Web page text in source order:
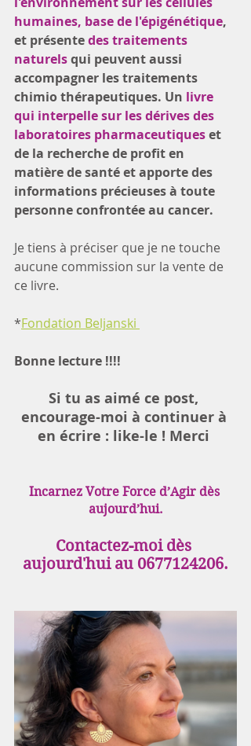
humaines, base de l'épigénétique,
et présente des traitements
naturels qui peuvent aussi
accompagner les traitements
chimio thérapeutiques. Un livre
qui interpelle sur les dérives des
laboratoires pharmaceutiques et
de la recherche de profit en
matière de santé et apporte des
informations précieuses à toute
personne confrontée au cancer.
Je tiens à préciser que je ne touche
aucune commission sur la vente de
ce livre.
*Fondation Beljanski
Bonne lecture !!!!
Si tu as aimé ce post,
encourage-moi à continuer à
en écrire : like-le ! Merci
Incarnez Votre Force d’Agir dès
aujourd’hui.
Contactez-moi dès
aujourd'hui au 0677124206.